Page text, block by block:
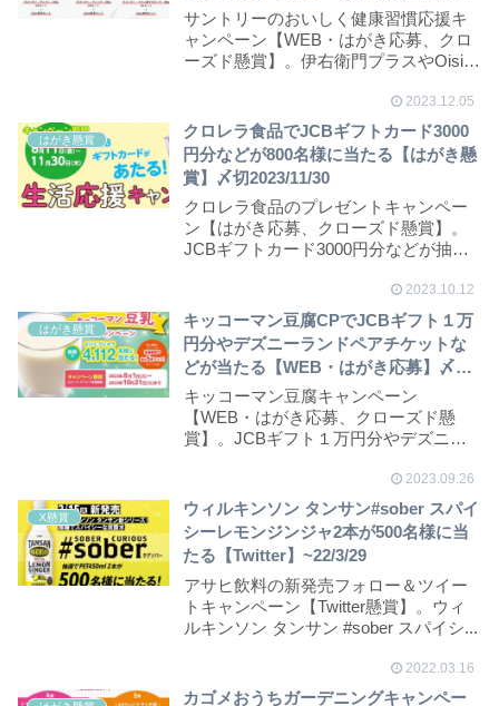
2023/12/26
サントリーのおいしく健康習慣応援キ
ャンペーン【WEB・はがき応募、クロ
ーズド懸賞】。伊右衛門プラスやOisix
2023.12.05
はがき懸賞
クロレラ食品でJCBギフトカード3000
円分などが800名様に当たる【はがき懸
賞】〆切2023/11/30
クロレラ食品のプレゼントキャンペー
ン【はがき応募、クローズド懸賞】。
JCBギフトカード3000円分などが抽選
2023.10.12
はがき懸賞
キッコーマン豆腐CPでJCBギフト１万
円分やデズニーランドペアチケットな
どが当たる【WEB・はがき応募】〆切
2023/10/31
キッコーマン豆腐キャンペーン
【WEB・はがき応募、クローズド懸
賞】。JCBギフト１万円分やデズニー
2023.09.26
X懸賞
ウィルキンソン タンサン#sober スパイ
シーレモンジンジャ2本が500名様に当
たる【Twitter】~22/3/29
アサヒ飲料の新発売フォロー＆ツイー
トキャンペーン【Twitter懸賞】。ウィ
ルキンソン タンサン #sober スパイシ...
2022.03.16
カゴメおうちガーデニングキャンペー